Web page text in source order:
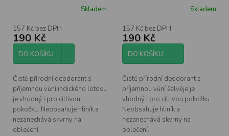
vůní indického lotosu,
Skladem
157 Kč bez DPH
190 Kč
DO KOŠÍKU
Čistě přírodní deodorant s
příjemnou vůní indického lotosu
je vhodný i pro citlivou
pokožku. Neobsahuje hliník a
nezanechává skvrny na
oblečení.
vůní šalvěje, 25mlSkladem
157 Kč bez DPH
190 Kč
DO KOŠÍKU
Čistě přírodní deodorant s
příjemnou vůní šalvěje je
vhodný i pro citlivou pokožku.
Neobsahuje hliník a
nezanechává skvrny na
oblečení.